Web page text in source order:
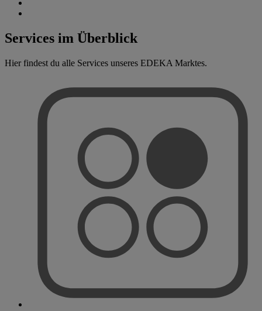
Services im Überblick
Hier findest du alle Services unseres EDEKA Marktes.